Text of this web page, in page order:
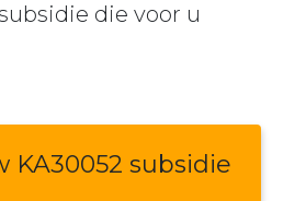
die voor u
KA30052 subsidie